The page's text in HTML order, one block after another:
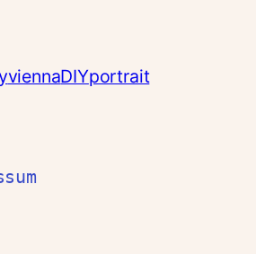
viennaDIYportrait